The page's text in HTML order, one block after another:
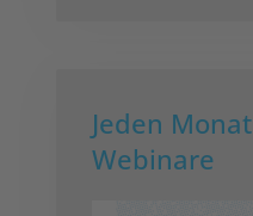
Jeden
Webinare